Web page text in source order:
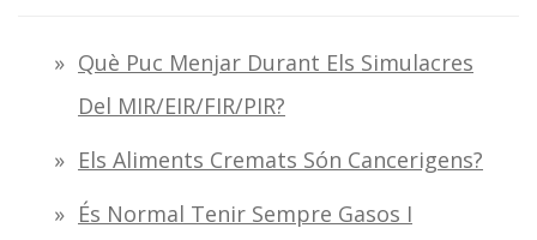
:
Què Puc Menjar Durant Els Simulacres
Del MIR/EIR/FIR/PIR?
Els Aliments Cremats Són Cancerigens?
És Normal Tenir Sempre Gasos I